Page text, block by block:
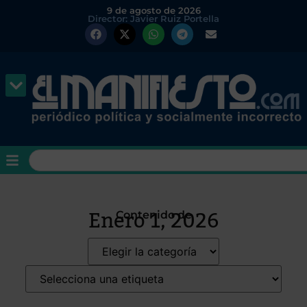
9 de agosto de 2026
Director: Javier Ruiz Portella
Contenido de
Enero 1, 2026